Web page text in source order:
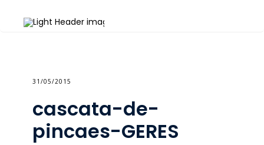
31/05/2015
cascata-de-
pincaes-GERES